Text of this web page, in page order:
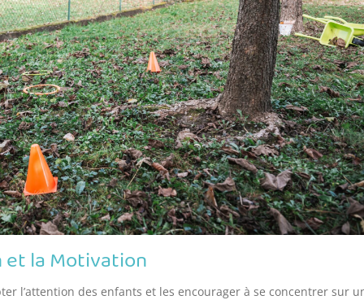
la Motivation
l’attention des enfants et les encourager à se concentrer sur